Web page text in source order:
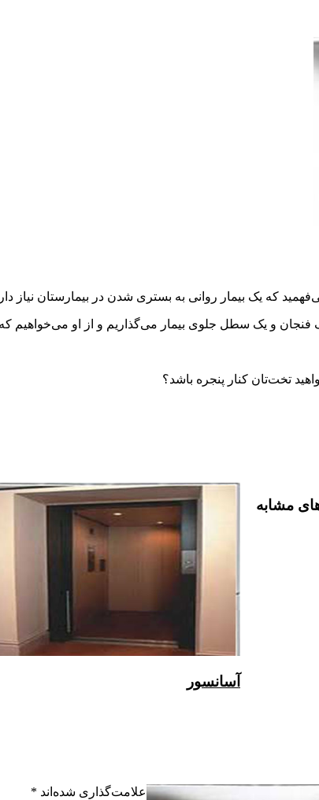
که یک بیمار روانى به بسترى شدن در بیمارستان نیاز
و یک سطل جلوى بیمار می‌گذاریم و از او می‌خواهیم که
تخت‌تان کنار پنجره باشد؟
مشابه
آسانسور
علامت‌گذاری شده‌اند *